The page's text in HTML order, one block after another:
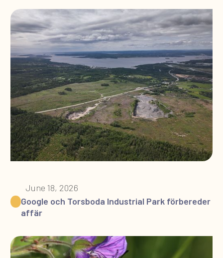
June 18, 2026
Google och Torsboda Industrial Park förbereder
affär